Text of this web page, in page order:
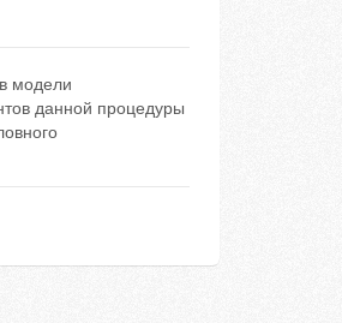
модели
данной процедуры